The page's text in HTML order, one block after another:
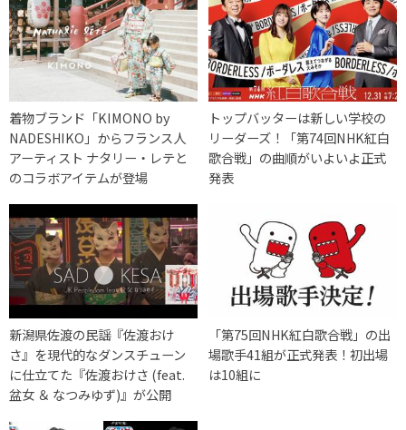
着物ブランド「KIMONO by
NADESHIKO」からフランス人
アーティスト ナタリー・レテと
のコラボアイテムが登場
トップバッターは新しい学校の
リーダーズ！「第74回NHK紅白
歌合戦」の曲順がいよいよ正式
発表
新潟県佐渡の民謡『佐渡おけ
さ』を現代的なダンスチューン
に仕立てた『佐渡おけさ (feat.
盆女 ＆ なつみゆず)』が公開
「第75回NHK紅白歌合戦」の出
場歌手41組が正式発表！初出場
は10組に